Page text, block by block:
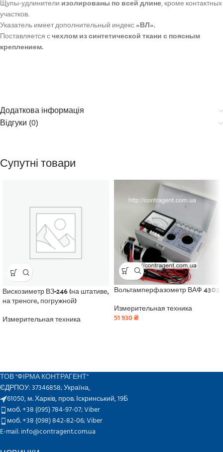
Щупы-удлинители изолированы по всей длине, кроме контактных
участков.
Указатель имеет дополнительный индекс«ВЛ».
Поставляется счехлом из синтетической ткани с поясным
креплением.
Додаткова інформація
Відгуки (0)
Супутні товари
Вискозиметр ВЗ-246 (на штативе,
на треноге, погружной)
Измерительная техника
Вольтамперфазометр ВАФ 4303
Измерительная техника
51 930₴
ТОВ "ФІРМА КОНТРАГЕНТ"
ЄДРПОУ: 37346858; Україна,
61050, м. Харків, пров. Іскринський, 19Б
моб. +38 (095) 784-97-07;Viber
моб. +38 (098) 842-82-06;Viber
E-mail: info@contragent.com.ua